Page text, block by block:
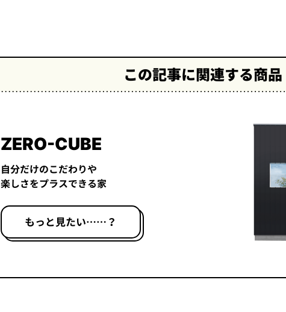
この記事に関連する商品
ZERO-CUBE
自分だけのこだわりや
楽しさをプラスできる家
もっと見たい……？